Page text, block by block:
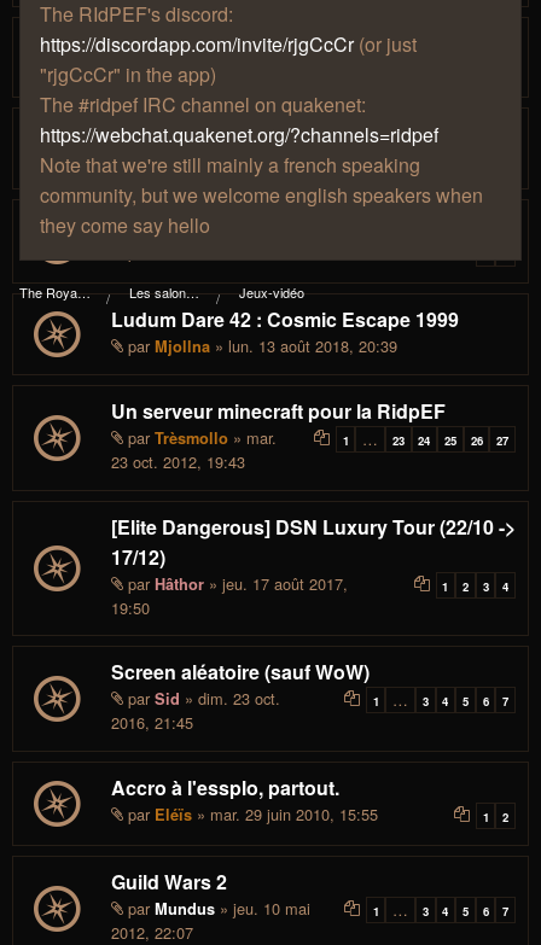
The RIdPEF's discord:
https://discordapp.com/invite/rjgCcCr(or just
"rjgCcCr" in the app)
The #ridpef IRC channel on quakenet:
https://webchat.quakenet.org/?channels=ridpef
Note that we're still mainly a french speaking
community, but we welcome english speakers when
they come say hello
The Royal I.d.P. Essploring Fundation Les salons du manoir Von Mortekai Jeux-vidéo
[Elite Dangerous] Distant World 2
parHâthor» ven. 09 mars 2018, 15:11
[Elite Dangerous] Liens utiles
parHâthor» sam. 03 nov. 2018, 15:52
Les projets un peu tarés à Caradine
Ludum Dare 42 : Cosmic Escape 1999
par Mjollna » lun. 13 août 2018, 20:39
Un serveur minecraft pour la RidpEF
1 … 23 24 25 26 27
par Trèsmollo » mar.
23 oct. 2012, 19:43
[Elite Dangerous] DSN Luxury Tour (22/10 ->
17/12)
1 2 3 4
par Hâthor » jeu. 17 août 2017,
19:50
Screen aléatoire (sauf WoW)
1 … 3 4 5 6 7
par Sid » dim. 23 oct.
2016, 21:45
Accro à l'essplo, partout.
1 2
par Eléïs » mar. 29 juin 2010, 15:55
Guild Wars 2
1 … 3 4 5 6 7
par Mundus » jeu. 10 mai
2012, 22:07